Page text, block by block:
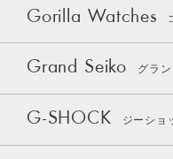
Gorilla Watches
Grand Seiko グラ
G-SHOCK ジーショ